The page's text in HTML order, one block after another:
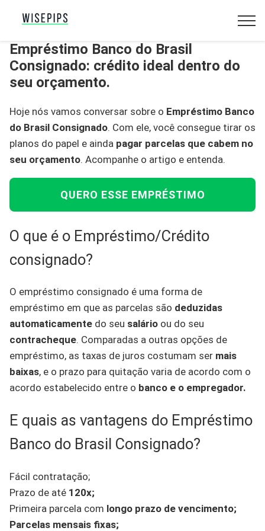
Empréstimo Banco do Brasil
Consignado: crédito ideal dentro do
seu orçamento.
Hoje nós vamos conversar sobre o Empréstimo Banco
do Brasil Consignado. Com ele, você consegue tirar os
planos do papel e ainda pagar parcelas que cabem no
seu orçamento. Acompanhe o artigo e entenda.
QUERO ESSE EMPRÉSTIMO
O que é o Empréstimo/Crédito
consignado?
O empréstimo consignado é uma forma de
empréstimo em que as parcelas são deduzidas
automaticamente do seu salário ou do seu
contracheque. Comparadas a outras opções de
empréstimo, as taxas de juros costumam ser mais
baixas, e o prazo para quitação varia de acordo com o
acordo estabelecido entre o banco e o empregador.
E quais as vantagens do Empréstimo
Banco do Brasil Consignado?
Fácil contratação;
Prazo de até 120x;
Primeira parcela com longo prazo de vencimento;
Parcelas mensais fixas;